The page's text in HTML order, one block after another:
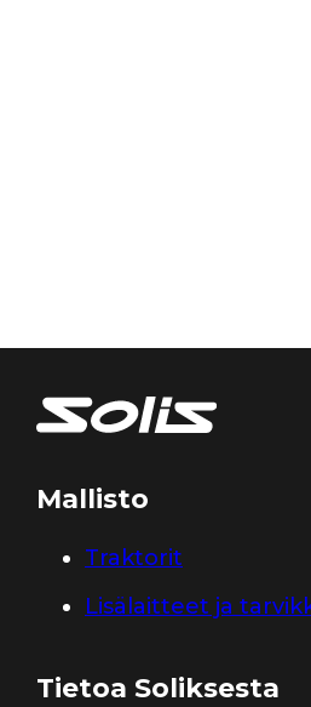
Mallisto
Traktorit
Lisälaitteet ja
Tietoa Soliksesta